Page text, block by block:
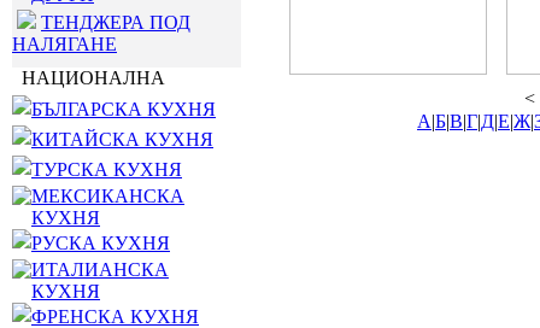
ТЕНДЖЕРА ПОД
НАЛЯГАНЕ
НАЦИОНАЛНА
БЪЛГАРСКА КУХНЯ
КИТАЙСКА КУХНЯ
ТУРСКА КУХНЯ
МЕКСИКАНСКА
КУХНЯ
РУСКА КУХНЯ
ИТАЛИАНСКА
КУХНЯ
ФРЕНСКА КУХНЯ
<
А|Б|В|Г|Д|Е|Ж|